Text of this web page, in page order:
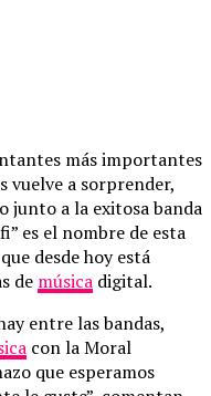
más importantes
vuelve a sorprender,
junto a la exitosa banda
es el nombre de esta
desde hoy está
de música digital.
entre las bandas,
con la Moral
que esperamos